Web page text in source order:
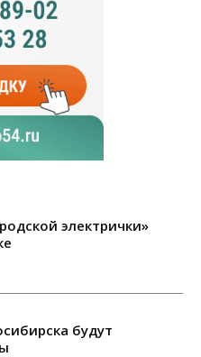
электрички»
будут